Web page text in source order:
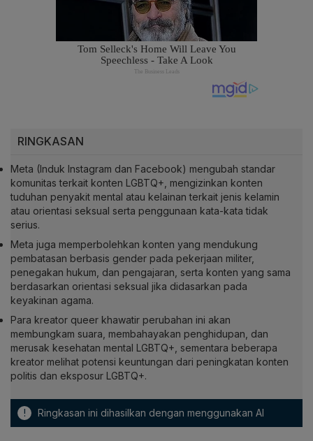
RINGKASAN
Meta (Induk Instagram dan Facebook) mengubah standar
komunitas terkait konten LGBTQ+, mengizinkan konten
tuduhan penyakit mental atau kelainan terkait jenis kelamin
atau orientasi seksual serta penggunaan kata-kata tidak
serius.
Meta juga memperbolehkan konten yang mendukung
pembatasan berbasis gender pada pekerjaan militer,
penegakan hukum, dan pengajaran, serta konten yang sama
berdasarkan orientasi seksual jika didasarkan pada
keyakinan agama.
Para kreator queer khawatir perubahan ini akan
membungkam suara, membahayakan penghidupan, dan
merusak kesehatan mental LGBTQ+, sementara beberapa
kreator melihat potensi keuntungan dari peningkatan konten
politis dan eksposur LGBTQ+.
! Ringkasan ini dihasilkan dengan menggunakan AI